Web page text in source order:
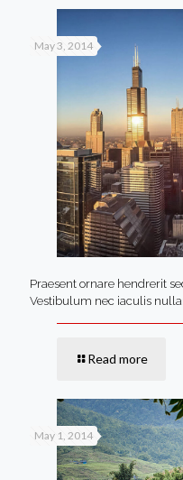
May 3, 2014
Praesent ornare hendrerit
Vestibulum nec iaculis
Read more
May 1, 2014